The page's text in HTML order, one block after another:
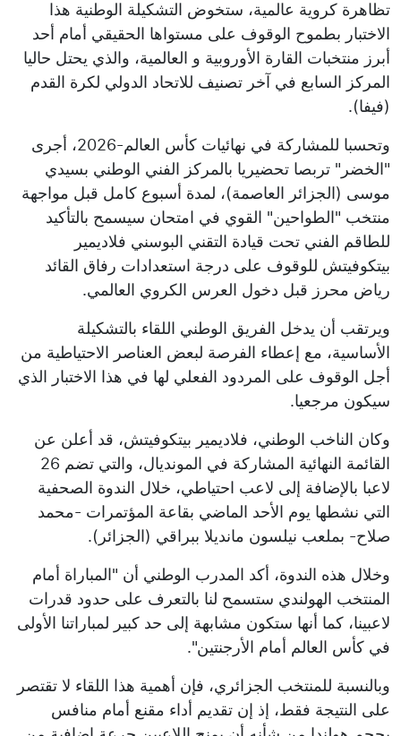
تظاهرة كروية عالمية، ستخوض التشكيلة الوطنية هذا
الاختبار بطموح الوقوف على مستواها الحقيقي أمام أحد
أبرز منتخبات القارة الأوروبية و العالمية، والذي يحتل حاليا
المركز السابع في آخر تصنيف للاتحاد الدولي لكرة القدم
(فيفا).
وتحسبا للمشاركة في نهائيات كأس العالم-2026، أجرى
"الخضر" تربصا تحضيريا بالمركز الفني الوطني بسيدي
موسى (الجزائر العاصمة)، لمدة أسبوع كامل قبل مواجهة
منتخب "الطواحين" القوي في امتحان سيسمح بالتأكيد
للطاقم الفني تحت قيادة التقني البوسني فلاديمير
بيتكوفيتش للوقوف على درجة استعدادات رفاق القائد
رياض محرز قبل دخول العرس الكروي العالمي.
ويرتقب أن يدخل الفريق الوطني اللقاء بالتشكيلة
الأساسية، مع إعطاء الفرصة لبعض العناصر الاحتياطية من
أجل الوقوف على المردود الفعلي لها في هذا الاختبار الذي
سيكون مرجعيا.
وكان الناخب الوطني، فلاديمير بيتكوفيتش، قد أعلن عن
القائمة النهائية المشاركة في المونديال، والتي تضم 26
لاعبا بالإضافة إلى لاعب احتياطي، خلال الندوة الصحفية
التي نشطها يوم الأحد الماضي بقاعة المؤتمرات -محمد
صلاح- بملعب نيلسون مانديلا ببراقي (الجزائر).
وخلال هذه الندوة، أكد المدرب الوطني أن "المباراة أمام
المنتخب الهولندي ستسمح لنا بالتعرف على حدود قدرات
لاعبينا، كما أنها ستكون مشابهة إلى حد كبير لمباراتنا الأولى
في كأس العالم أمام الأرجنتين".
وبالنسبة للمنتخب الجزائري، فإن أهمية هذا اللقاء لا تقتصر
على النتيجة فقط، إذ إن تقديم أداء مقنع أمام منافس